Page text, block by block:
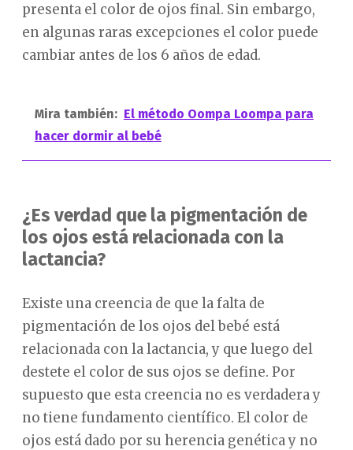
presenta el color de ojos final. Sin embargo,
en algunas raras excepciones el color puede
cambiar antes de los 6 años de edad.
Mira también: El método Oompa Loompa para
hacer dormir al bebé
¿Es verdad que la pigmentación de
los ojos está relacionada con la
lactancia?
Existe una creencia de que la falta de
pigmentación de los ojos del bebé está
relacionada con la lactancia, y que luego del
destete el color de sus ojos se define. Por
supuesto que esta creencia no es verdadera y
no tiene fundamento científico. El color de
ojos está dado por su herencia genética y no